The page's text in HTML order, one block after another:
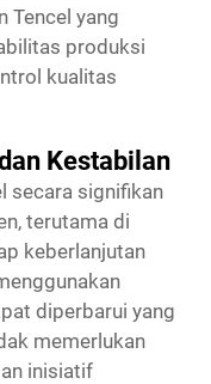
Tencel yang
produksi
kualitas
Kestabilan
secara signifikan
terutama di
keberlanjutan
diperbarui yang
memerlukan
inisiatif